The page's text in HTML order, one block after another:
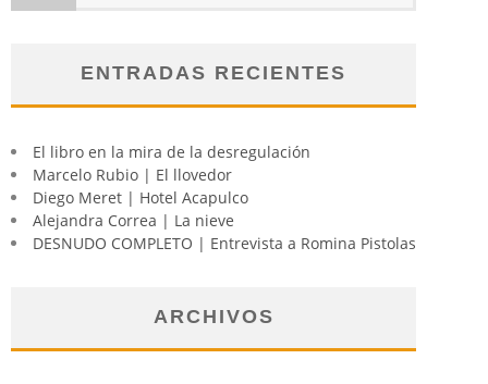
ENTRADAS RECIENTES
El libro en la mira de la desregulación
Marcelo Rubio | El llovedor
Diego Meret | Hotel Acapulco
Alejandra Correa | La nieve
DESNUDO COMPLETO | Entrevista a Romina Pistolas
ARCHIVOS